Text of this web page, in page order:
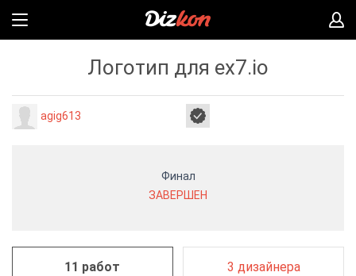
Логотип для ex7.io
agig613
Финал
ЗАВЕРШЕН
11 работ 3 дизайнера